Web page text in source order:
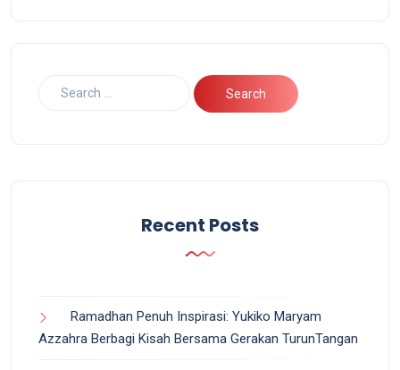
Recent Posts
Ramadhan Penuh Inspirasi: Yukiko Maryam
Azzahra Berbagi Kisah Bersama Gerakan TurunTangan